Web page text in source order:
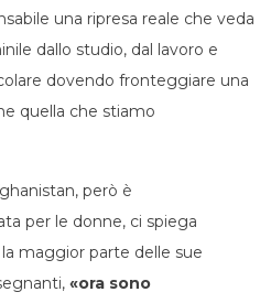
una ripresa reale che veda
dallo studio, dal lavoro e
dovendo fronteggiare una
quella che stiamo
però è
per le donne, ci spiega
maggior parte delle sue
«ora sono